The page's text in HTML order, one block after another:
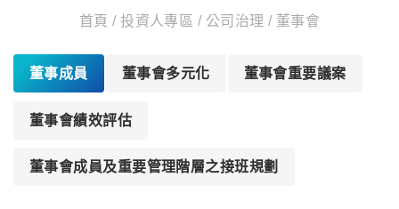
首頁 投資人專區 公司治理 董事會
董事成員 董事會多元化 董事會重要議案
董事會績效評估
董事會成員及重要管理階層之接班規劃